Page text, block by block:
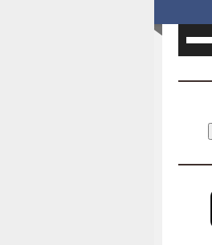
השתמש
כדי
שמע.